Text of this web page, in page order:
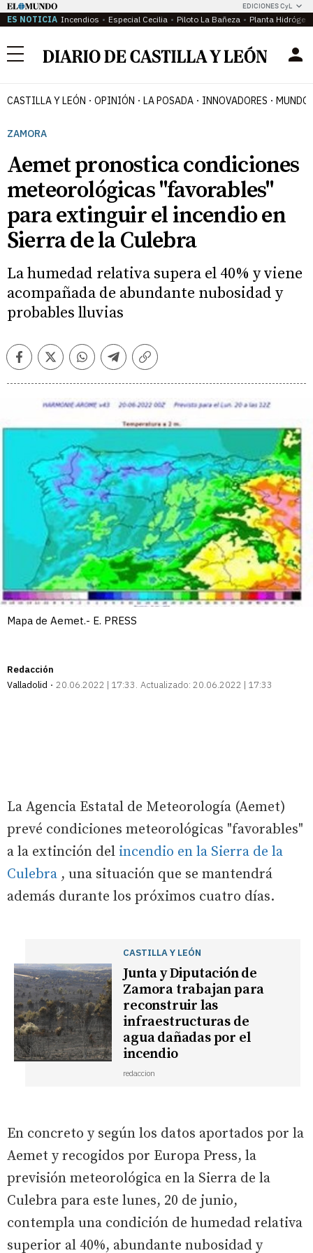
EDICIONES CyL
ES NOTICIA Incendios Especial Cecilia Piloto La Bañeza Planta
Menú
CASTILLA Y LEÓN OPINIÓN LA POSADA INNOVADORES MUNDO
ZAMORA
Aemet pronostica condiciones
meteorológicas "favorables"
para extinguir el incendio en
Sierra de la Culebra
La humedad relativa supera el 40% y viene
acompañada de abundante nubosidad y
probables lluvias
FacebookTwitterWhatsappTelegramCopiar
Mapa de Aemet.- E. PRESS
Redacción
Valladolid
20.06.2022 | 17:33 Actualizado: 20.06.2022 | 17:33
La Agencia Estatal de Meteorología (Aemet)
prevé condiciones meteorológicas "favorables"
a la extinción del incendio en la Sierra de la
Culebra , una situación que se mantendrá
además durante los próximos cuatro días.
CASTILLA Y LEÓN
Junta y Diputación de
Zamora trabajan para
reconstruir las
infraestructuras de
agua dañadas por el
incendio
redaccion
En concreto y según los datos aportados por la
Aemet y recogidos por Europa Press, la
previsión meteorológica en la Sierra de la
Culebra para este lunes, 20 de junio,
contempla una condición de humedad relativa
superior al 40%, abundante nubosidad y